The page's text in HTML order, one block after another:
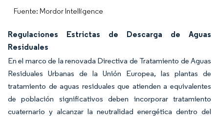
Fuente: Mordor Intelligence
Regulaciones Estrictas de Descarga de Aguas
Residuales
En el marco de la renovada Directiva de Tratamiento de Aguas
Residuales Urbanas de la Unión Europea, las plantas de
tratamiento de aguas residuales que atienden a equivalentes
de población significativos deben incorporar tratamiento
cuaternario y alcanzar la neutralidad energética dentro del